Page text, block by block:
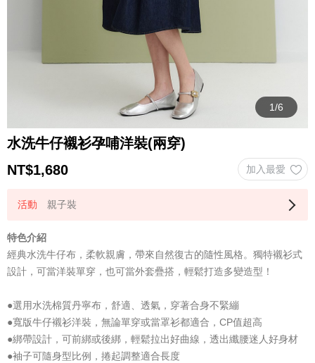
水洗牛仔襯衫孕哺洋裝(兩穿)
NT$1,680
親子裝
特色介紹
經典水洗牛仔布，柔軟親膚，帶來自然復古的隨性風格。獨特襯衫式
設計，可當洋裝單穿，也可當外套疊搭，輕鬆打造多變造型！
●選用水洗棉質丹寧布，舒適、透氣，穿著合身不緊繃
●寬版牛仔襯衫洋裝，無論單穿或當罩衫都適合，CP值超高
●綁帶設計，可前綁或後綁，輕鬆拉出好曲線，透出纖腰迷人好身材
●袖子可隨身型比例，捲起調整適合長度